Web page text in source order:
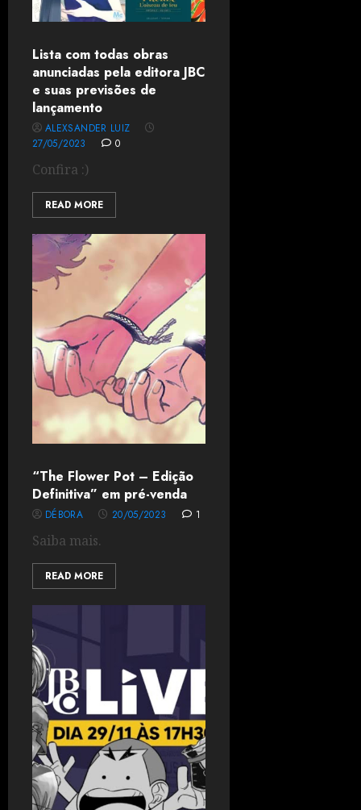
Lista com todas obras
anunciadas pela editora JBC
e suas previsões de
lançamento
ALEXSANDER LUIZ
27/05/2023
0
Confira :)
READ MORE
“The Flower Pot – Edição
Definitiva” em pré-venda
DÉBORA 20/05/2023 1
Saiba mais.
READ MORE